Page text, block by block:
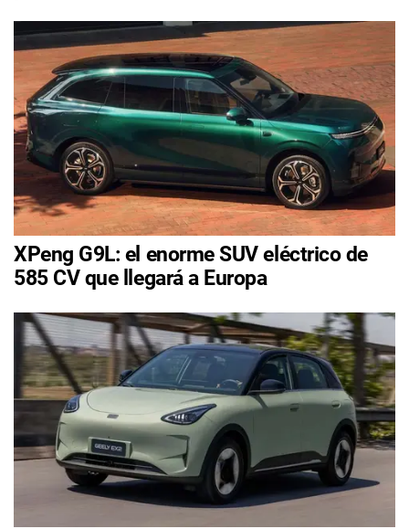
XPeng G9L: el enorme SUV eléctrico de
585 CV que llegará a Europa